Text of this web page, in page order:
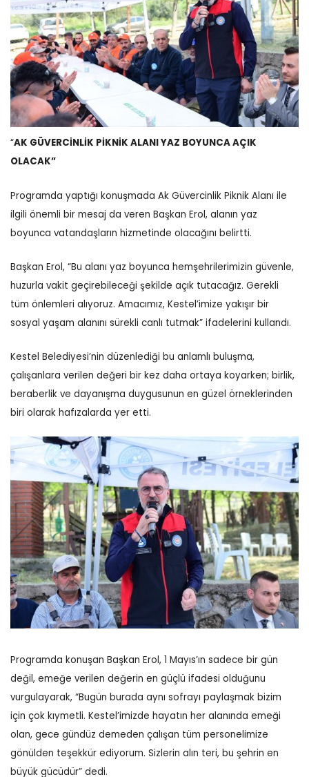
“AK GÜVERCİNLİK PİKNİK ALANI YAZ BOYUNCA AÇIK
OLACAK”
Programda yaptığı konuşmada Ak Güvercinlik Piknik Alanı ile
ilgili önemli bir mesaj da veren Başkan Erol, alanın yaz
boyunca vatandaşların hizmetinde olacağını belirtti.
Başkan Erol, “Bu alanı yaz boyunca hemşehrilerimizin güvenle,
huzurla vakit geçirebileceği şekilde açık tutacağız. Gerekli
tüm önlemleri alıyoruz. Amacımız, Kestel’imize yakışır bir
sosyal yaşam alanını sürekli canlı tutmak” ifadelerini kullandı.
Kestel Belediyesi’nin düzenlediği bu anlamlı buluşma,
çalışanlara verilen değeri bir kez daha ortaya koyarken; birlik,
beraberlik ve dayanışma duygusunun en güzel örneklerinden
biri olarak hafızalarda yer etti.
Programda konuşan Başkan Erol, 1 Mayıs’ın sadece bir gün
değil, emeğe verilen değerin en güçlü ifadesi olduğunu
vurgulayarak, “Bugün burada aynı sofrayı paylaşmak bizim
için çok kıymetli. Kestel’imizde hayatın her alanında emeği
olan, gece gündüz demeden çalışan tüm personelimize
gönülden teşekkür ediyorum. Sizlerin alın teri, bu şehrin en
büyük gücüdür” dedi.